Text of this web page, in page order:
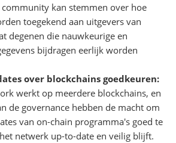
community kan stemmen over hoe
toegekend aan uitgevers van
degenen die nauwkeurige en
bijdragen eerlijk worden
over blockchains goedkeuren:
werkt op meerdere blockchains, en
de governance hebben de macht om
van on-chain programma's goed te
netwerk up-to-date en veilig blijft.